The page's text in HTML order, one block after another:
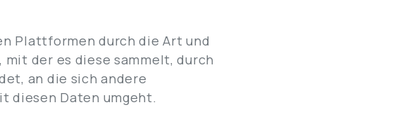
Plattformen durch die Art und
der es diese sammelt, durch
an die sich andere
diesen Daten umgeht.